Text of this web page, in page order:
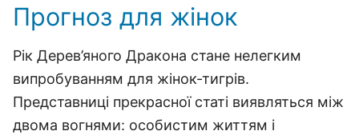
Прогноз для жінок
Рік Дерев’яного Дракона стане нелегким
випробуванням для жінок-тигрів.
Представниці прекрасної статі виявляться між
двома вогнями: особистим життям і